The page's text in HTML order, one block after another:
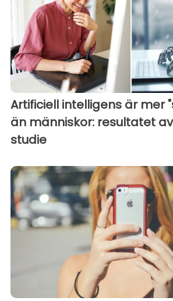
Artificiell intelligens är mer
än människor: resultatet
studie